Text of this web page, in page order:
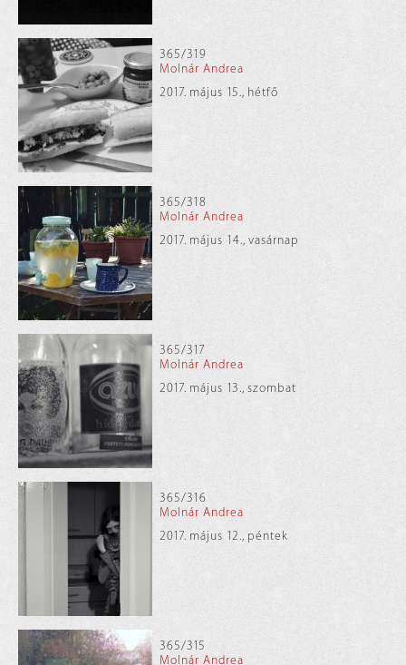
365/319
Molnár Andrea
2017. május 15., hétfő
365/318
Molnár Andrea
2017. május 14., vasárnap
365/317
Molnár Andrea
2017. május 13., szombat
365/316
Molnár Andrea
2017. május 12., péntek
365/315
Molnár Andrea